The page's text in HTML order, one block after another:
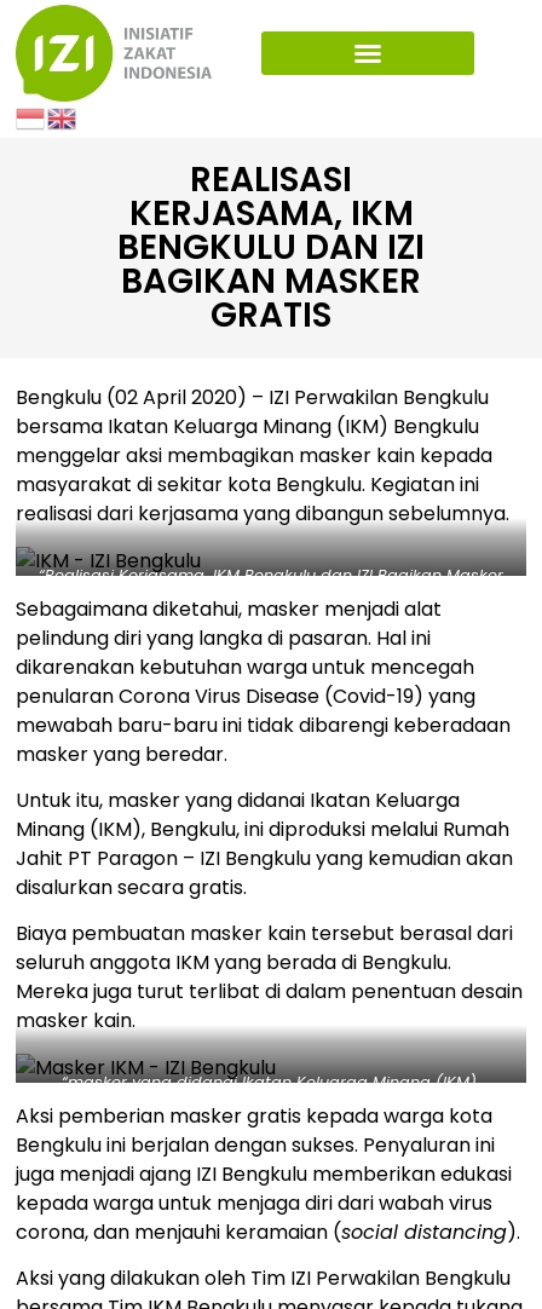
REALISASI
KERJASAMA, IKM
BENGKULU DAN IZI
BAGIKAN MASKER
GRATIS
Bengkulu (02 April 2020) – IZI Perwakilan Bengkulu
bersama Ikatan Keluarga Minang (IKM) Bengkulu
menggelar aksi membagikan masker kain kepada
masyarakat di sekitar kota Bengkulu. Kegiatan ini
realisasi dari kerjasama yang dibangun sebelumnya.
“Realisasi Kerjasama, IKM Bengkulu dan IZI Bagikan Masker
Bengkulu untu edukasi warga terkait proteksi diri dari wabah
virus corona. Dok. IZI
Sebagaimana diketahui, masker menjadi alat
pelindung diri yang langka di pasaran. Hal ini
dikarenakan kebutuhan warga untuk mencegah
penularan Corona Virus Disease (Covid-19) yang
mewabah baru-baru ini tidak dibarengi keberadaan
masker yang beredar.
Untuk itu, masker yang didanai Ikatan Keluarga
Minang (IKM), Bengkulu, ini diproduksi melalui Rumah
Jahit PT Paragon – IZI Bengkulu yang kemudian akan
disalurkan secara gratis.
Biaya pembuatan masker kain tersebut berasal dari
seluruh anggota IKM yang berada di Bengkulu.
Mereka juga turut terlibat di dalam penentuan desain
masker kain.
“masker yang didanai Ikatan Keluarga Minang (IKM),
Bengkulu yang kemudian disalurkan secara gratis” – Dok. IZI
Aksi pemberian masker gratis kepada warga kota
Bengkulu ini berjalan dengan sukses. Penyaluran ini
juga menjadi ajang IZI Bengkulu memberikan edukasi
kepada warga untuk menjaga diri dari wabah virus
corona, dan menjauhi keramaian (social distancing).
Aksi yang dilakukan oleh Tim IZI Perwakilan Bengkulu